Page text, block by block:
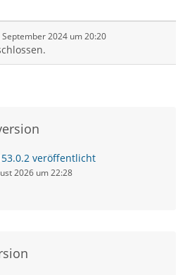
September 2024 um 20:20
veröffentlicht
2026 um 22:28